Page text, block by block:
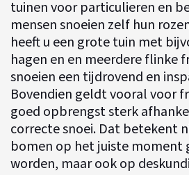
tuinen voor particulieren en
mensen snoeien zelf hun
heeft u een grote tuin met
hagen en en meerdere flinke
snoeien een tijdrovend en
Bovendien geldt vooral voor
goed opbrengst sterk
correcte snoei. Dat betekent
bomen op het juiste moment
worden, maar ook op